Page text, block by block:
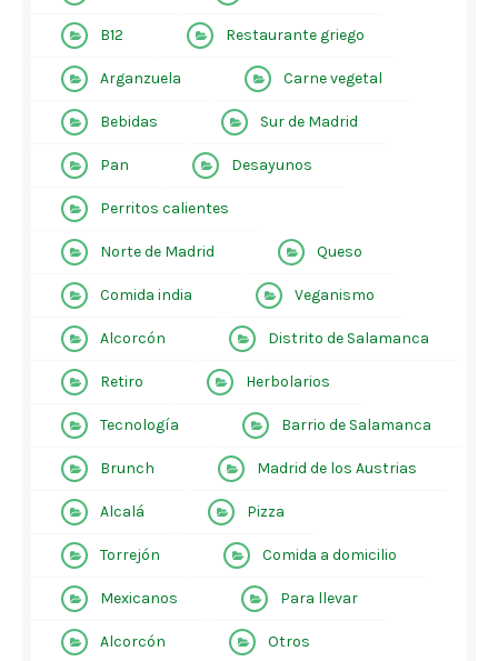
B12 Restaurante griego
Arganzuela Carne vegetal
Bebidas Sur de Madrid
Pan Desayunos
Perritos calientes
Norte de Madrid Queso
Comida india Veganismo
Alcorcón Distrito de Salamanca
Retiro Herbolarios
Tecnología Barrio de Salamanca
Brunch Madrid de los Austrias
Alcalá Pizza
Torrejón Comida a domicilio
Mexicanos Para llevar
Alcorcón Otros